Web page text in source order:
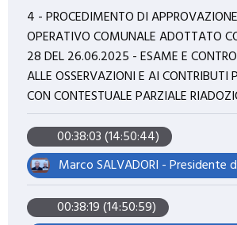
4 - PROCEDIMENTO DI
OPERATIVO COMUNALE ADOTTATO
28 DEL 26.06.2025 - ESAME E
ALLE OSSERVAZIONI E AI CONTRIBUTI
CON CONTESTUALE PARZIALE
00:38:03 (14:50:44)
Marco SALVADORI - Presidente
00:38:19 (14:50:59)